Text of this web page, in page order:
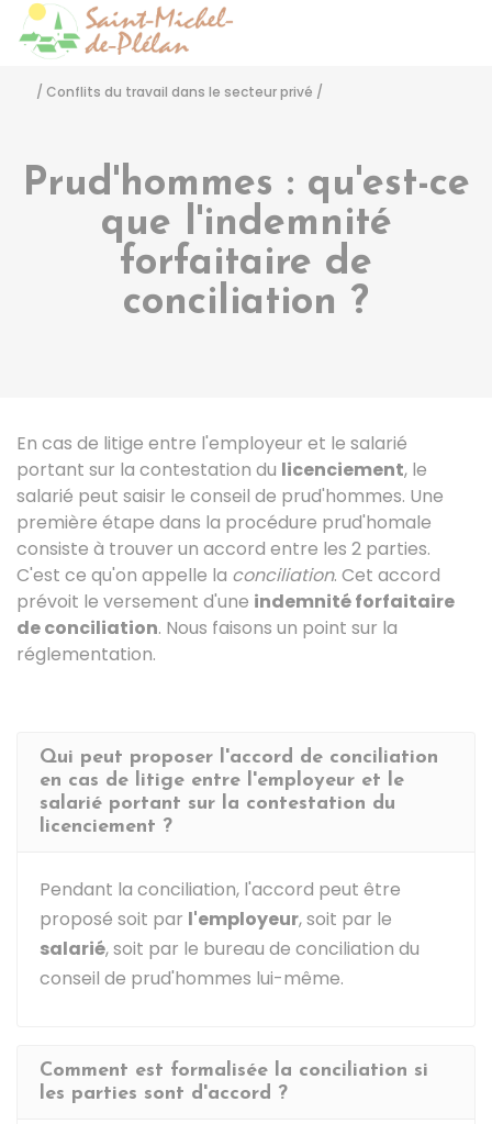
/ Conflits du travail dans le secteur privé /
Prud'hommes : qu'est-ce
que l'indemnité
forfaitaire de
conciliation ?
En cas de litige entre l'employeur et le salarié
portant sur la contestation du licenciement, le
salarié peut saisir le conseil de prud'hommes. Une
première étape dans la procédure prud'homale
consiste à trouver un accord entre les 2 parties.
C'est ce qu'on appelle la conciliation. Cet accord
prévoit le versement d'une indemnité forfaitaire
de conciliation. Nous faisons un point sur la
réglementation.
Qui peut proposer l'accord de conciliation
en cas de litige entre l'employeur et le
salarié portant sur la contestation du
licenciement ?
Pendant la conciliation, l'accord peut être
proposé soit par l'employeur, soit par le
salarié, soit par le bureau de conciliation du
conseil de prud'hommes lui-même.
Comment est formalisée la conciliation si
les parties sont d'accord ?